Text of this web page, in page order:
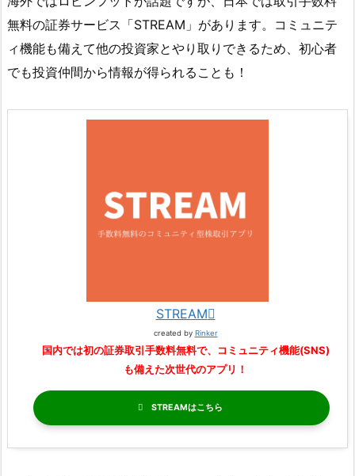
無料の証券サービス「STREAM」があります。コミュニテ
ィ機能も備えて他の投資家とやり取りできるため、初心者
でも投資仲間から情報が得られることも！
STREAM
created by Rinker
国内では初の証券取引手数料無料で、コミュニティ機能(SNS)
も備えた次世代のアプリ！
STREAM